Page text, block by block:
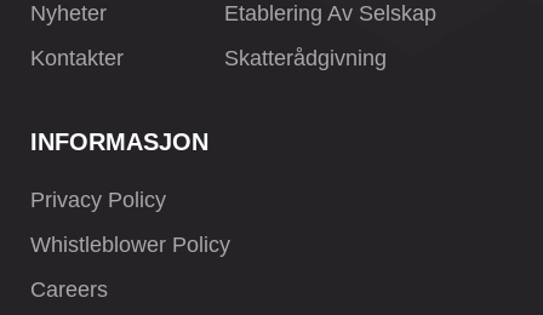
Nyheter
Kontakter
Etablering Av Selskap
Skatterådgivning
INFORMASJON
Privacy Policy
Whistleblower Policy
Careers